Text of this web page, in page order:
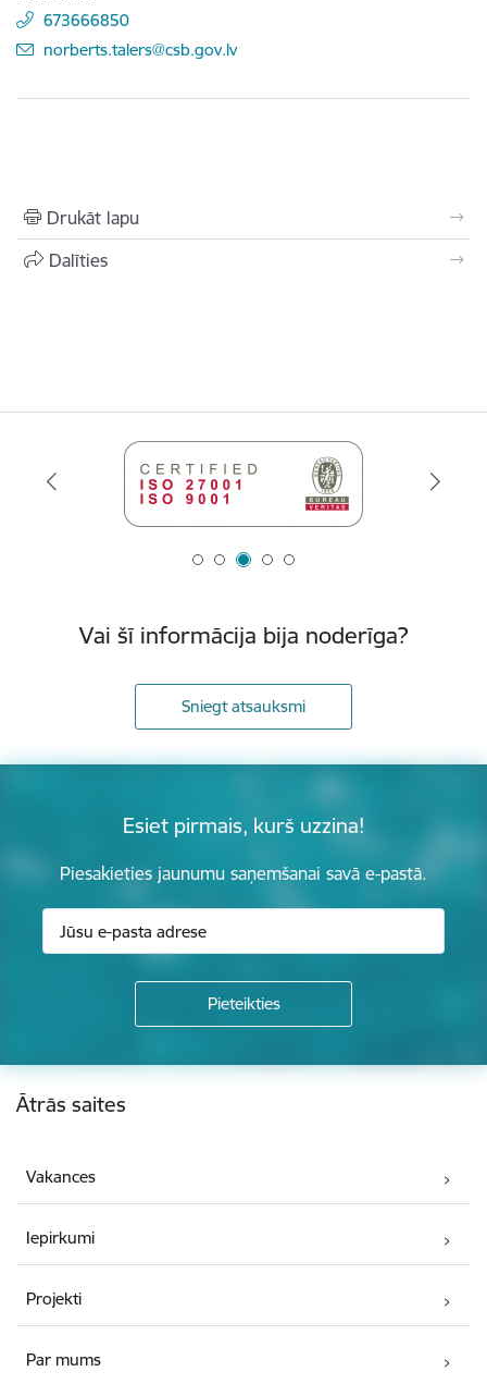
673666850
E-pasts:
norberts.talers@csb.gov.lv
Drukāt lapu
Dalīties
Vai šī informācija bija noderīga?
Sniegt atsauksmi
Esiet pirmais, kurš uzzina!
Piesakieties jaunumu saņemšanai savā e-pastā.
Kājene
Ātrās saites
Vakances
Iepirkumi
Projekti
Par mums